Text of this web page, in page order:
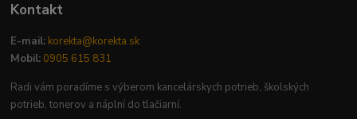
Kontakt
E-mail: korekta@korekta.sk
Mobil: 0905 615 831
Radi vám poradíme s výberom kancelárskych potrieb, školských
potrieb, tonerov a náplní do tlačiarní.